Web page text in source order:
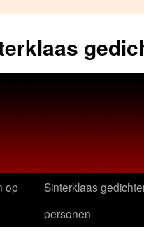
op
Sinterklaas
personen